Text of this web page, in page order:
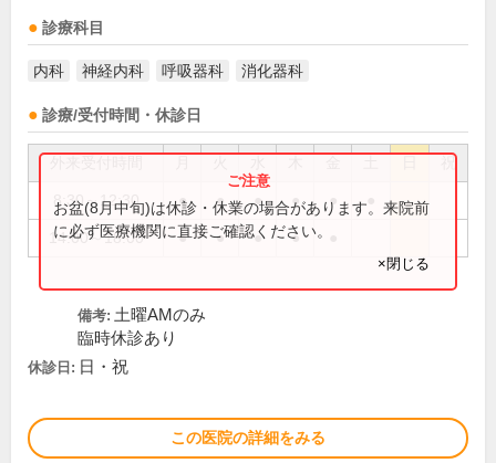
診療科目
内科 神経内科 呼吸器科 消化器科
診療/受付時間・休診日
祝
8:30～12:30 ● ● ● ● ●
14:00～18:00 ● ● ● ●
お盆(8月中旬)は休診・休業の場合があります。来院前
に必ず医療機関に直接ご確認ください。
×閉じる
備考: 土曜AMのみ
臨時休診あり
休診日: 日・祝
この医院の詳細をみる